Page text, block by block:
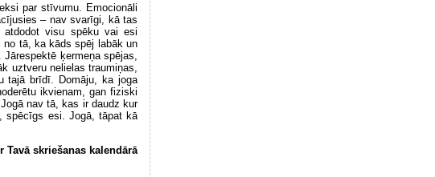
par stīvumu. Emocionāli
– nav svarīgi, kā tas
visu spēku vai esi
tā, ka kāds spēj labāk un
ķermeņa spējas,
uztveru nelielas traumiņas,
tajā brīdī. Domāju, ka joga
ikvienam, gan fiziski
nav tā, kas ir daudz kur
spēcīgs esi. Jogā, tāpat kā
skriešanas kalendārā